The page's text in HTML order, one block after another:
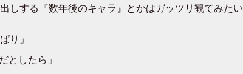
する『数年後のキャラ』とかはガッツリ観てみた
り」
としたら」